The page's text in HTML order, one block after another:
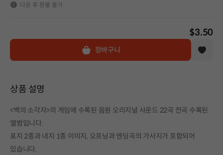
다운 후 환불 불가
$3.50
장바구니
상품 설명
<백의 소각자>의 게임에 수록된 음원 오리지널 사운드 22곡 전곡 수록된
앨범입니다.
표지 2종과 내지 1종 이미지, 오프닝과 엔딩곡의 가사지가 포함되어
있습니다.